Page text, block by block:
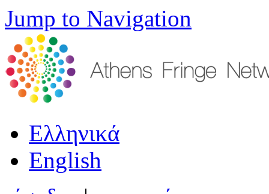
Jump to Navigation
Ελληνικά
English